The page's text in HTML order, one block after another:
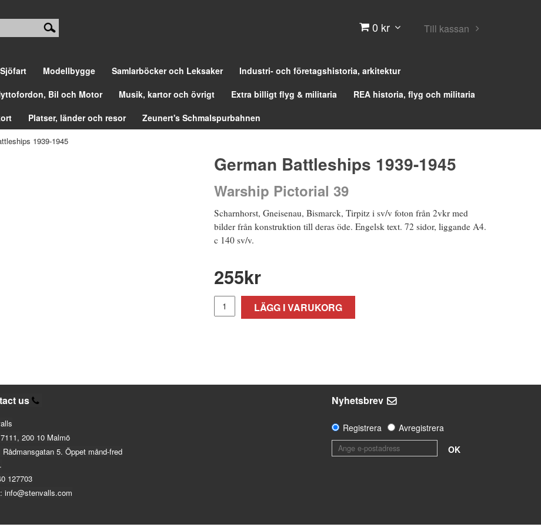
0 kr Till kassan
Sjöfart Modellbygge Samlarböcker och Leksaker
Industri- och företagshistoria, arkitektur
Bil och Motor Musik, kartor och övrigt Extra billigt flyg & militaria
REA historia, flyg och militaria
Platser, länder och resor Zeunert's Schmalspurbahnen
1939-1945
German Battleships 1939-1945
Warship Pictorial 39
Scharnhorst, Gneisenau, Bismarck, Tirpitz i sv/v foton från 2vkr med
bilder från konstruktion till deras öde. Engelsk text. 72 sidor, liggande A4.
c 140 sv/v.
255kr
LÄGG I VARUKORG
us
200 10 Malmö
Rådmansgatan 5. Öppet månd-fred
127703
info@stenvalls.com
Nyhetsbrev
Registrera
Avregistrera
OK